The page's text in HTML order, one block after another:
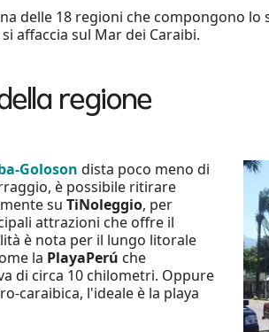
delle 18 regioni che compongono
affaccia sul Mar dei Caraibi.
regione
Goloson dista poco meno di
è possibile ritirare
su TiNoleggio, per
attrazioni che offre il
è nota per il lungo litorale
la PlayaPerú che
di circa 10 chilometri. Oppure
caraibica, l'ideale è la playa